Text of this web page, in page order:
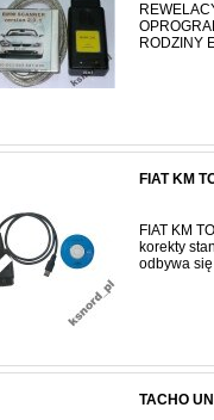
RODZINY
FIAT KM
FIAT KM
korekty
odbywa
TACHO